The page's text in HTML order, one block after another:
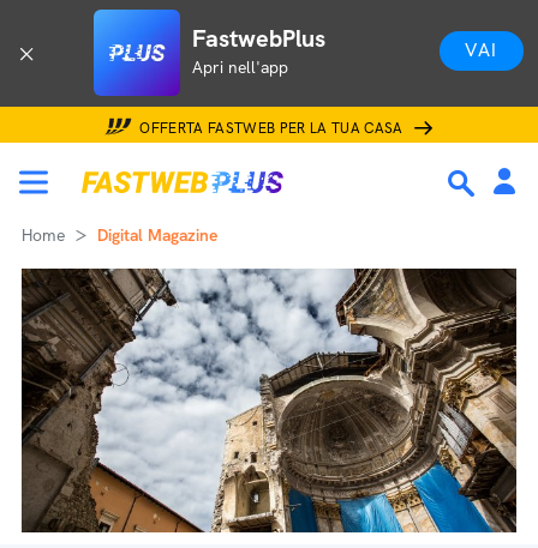
FastwebPlus
Apri nell'app
VAI
OFFERTA FASTWEB PER LA TUA CASA
Home Digital Magazine